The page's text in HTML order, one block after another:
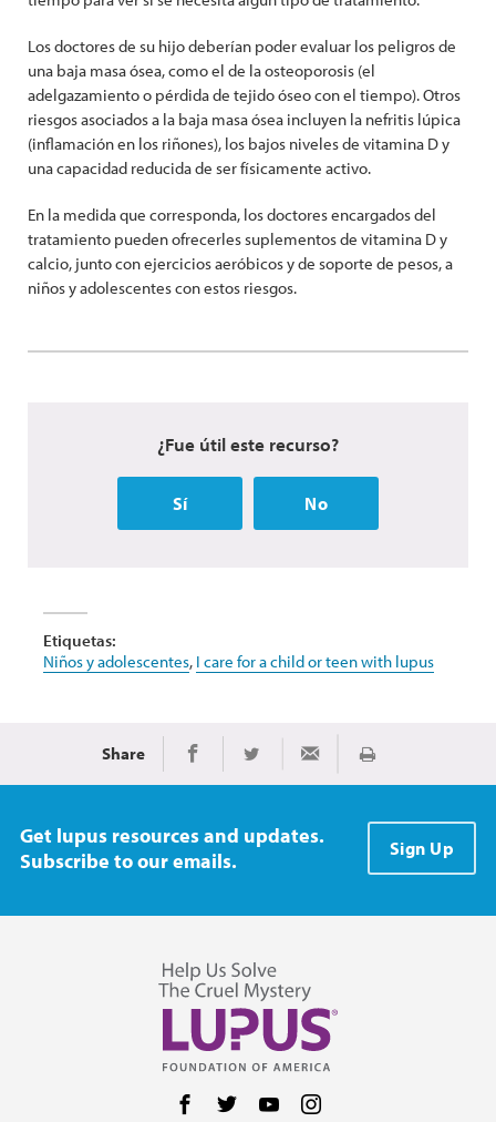
Los doctores de su hijo deberían poder evaluar los peligros de
una baja masa ósea, como el de la osteoporosis (el
adelgazamiento o pérdida de tejido óseo con el tiempo). Otros
riesgos asociados a la baja masa ósea incluyen la nefritis lúpica
(inflamación en los riñones), los bajos niveles de vitamina D y
una capacidad reducida de ser físicamente activo.
En la medida que corresponda, los doctores encargados del
tratamiento pueden ofrecerles suplementos de vitamina D y
calcio, junto con ejercicios aeróbicos y de soporte de pesos, a
niños y adolescentes con estos riesgos.
¿Fue útil este recurso?
Sí No
Etiquetas:
Niños y adolescentes, I care for a child or teen with lupus
Share Share on Facebook
Share on TwitterShare via EmailImprimir
Get lupus resources and updates.
Subscribe to our emails.
Sign Up
Follow us on Facebook
Follow us on Twitter
Follow us on YouTube